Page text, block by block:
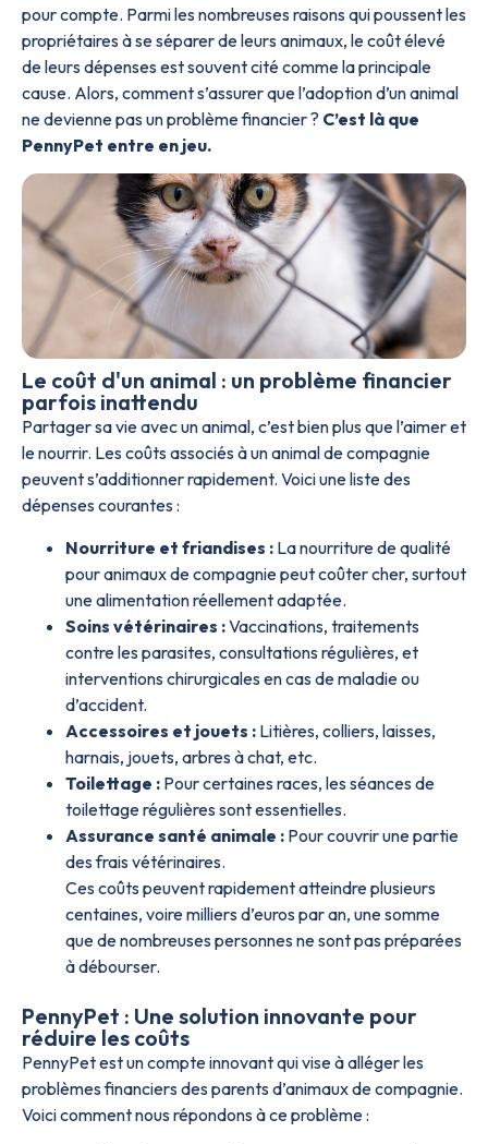
pour compte. Parmi les nombreuses raisons qui poussent les
propriétaires à se séparer de leurs animaux, le coût élevé
de leurs dépenses est souvent cité comme la principale
cause. Alors, comment s’assurer que l’adoption d’un animal
ne devienne pas un problème financier ? C’est là que
PennyPet entre en jeu.
Le coût d'un animal : un problème financier
parfois inattendu
Partager sa vie avec un animal, c’est bien plus que l’aimer et
le nourrir. Les coûts associés à un animal de compagnie
peuvent s’additionner rapidement. Voici une liste des
dépenses courantes :
Nourriture et friandises : La nourriture de qualité
pour animaux de compagnie peut coûter cher, surtout
une alimentation réellement adaptée.
Soins vétérinaires :Vaccinations, traitements
contre les parasites, consultations régulières, et
interventions chirurgicales en cas de maladie ou
d’accident.
Accessoires et jouets : Litières, colliers, laisses,
harnais, jouets, arbres à chat, etc.
Toilettage : Pour certaines races, les séances de
toilettage régulières sont essentielles.
Assurance santé animale : Pour couvrir une partie
des frais vétérinaires.
Ces coûts peuvent rapidement atteindre plusieurs
centaines, voire milliers d’euros par an, une somme
que de nombreuses personnes ne sont pas préparées
à débourser.
PennyPet : Une solution innovante pour
réduire les coûts
PennyPet est un compte innovant qui vise à alléger les
problèmes financiers des parents d’animaux de compagnie.
Voici comment nous répondons à ce problème :